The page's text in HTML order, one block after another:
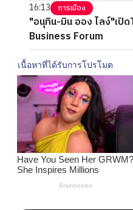
16:13 การเมือง
"อนุทิน-มิน ออง ไลง์"เปิ
Business Forum